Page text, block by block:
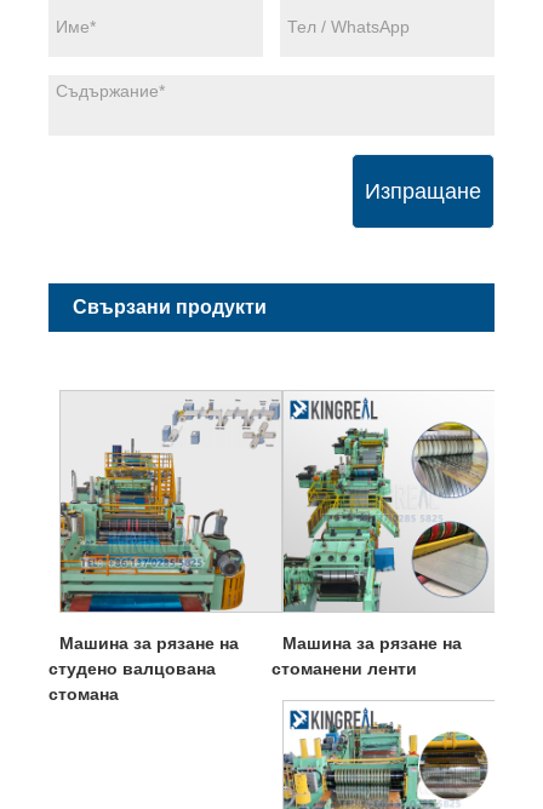
Изпращане
Свързани продукти
Машина за рязане на
студено валцована
стомана
Машина за рязане на
стоманени ленти